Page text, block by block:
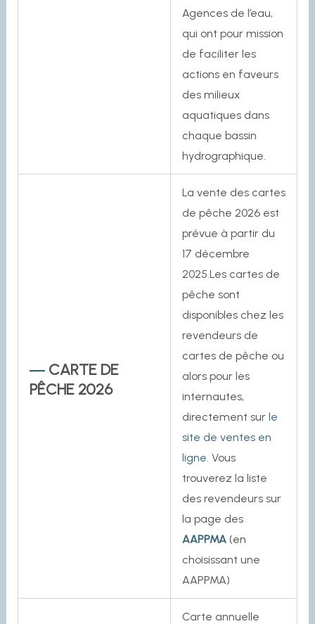
Agences de l’eau,
qui ont pour mission
de faciliter les
actions en faveurs
des milieux
aquatiques dans
chaque bassin
hydrographique.
CARTE DE
PÊCHE 2026
La vente des cartes
de pêche 2026 est
prévue à partir du
17 décembre
2025.Les cartes de
pêche sont
disponibles chez les
revendeurs de
cartes de pêche ou
alors pour les
internautes,
directement sur le
site de ventes en
ligne. Vous
trouverez la liste
des revendeurs sur
la page des
AAPPMA(en
choisissant une
AAPPMA)
Carte annuelle